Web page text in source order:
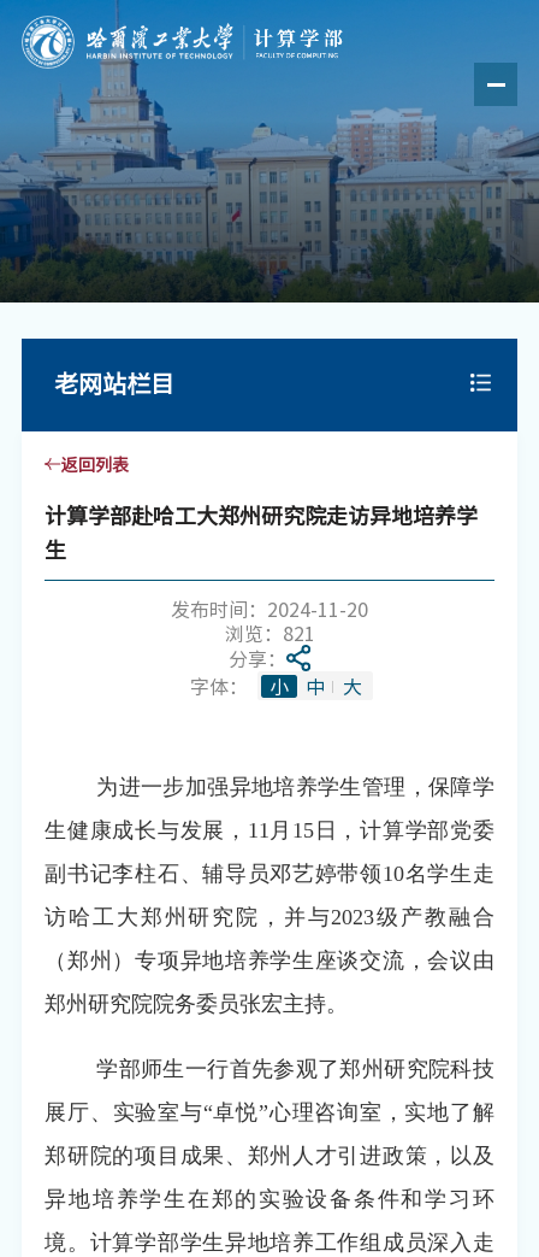
老网站栏目
返回列表
计算学部赴哈工大郑州研究院走访异地培养学
生
发布时间：2024-11-20
浏览： 821
分享：
字体：
小 中 大
为进一步加强异地培养学生管理，保障学
生健康成长与发展， 11 月 15 日，计算学部党委
副书记李柱石、辅导员邓艺婷带领10名学生走
访哈工大郑州研究院，并与2023级产教融合
（郑州）专项异地培养学生座谈交流，会议由
郑州研究院院务委员张宏主持。
学部师生一行首先参观了郑州研究院科技
展厅、实验室与“卓悦”心理咨询室，实地了解
郑研院的项目成果、郑州人才引进政策，以及
异地培养学生在郑的实验设备条件和学习环
境。计算学部学生异地培养工作组成员深入走